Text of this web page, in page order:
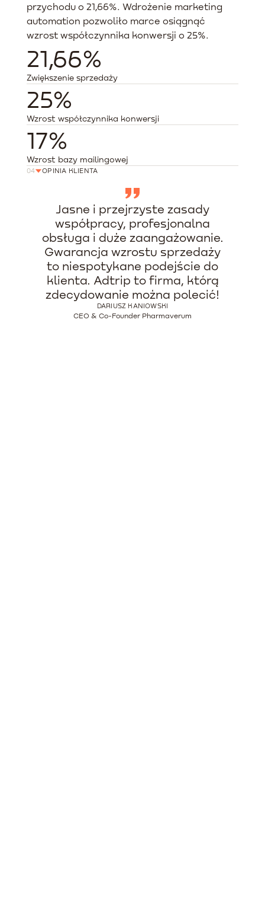
przychodu o 21,66%. Wdrożenie marketing
automation pozwoliło marce osiągnąć
wzrost współczynnika konwersji o 25%.
21,66%
Zwiększenie sprzedaży
25%
Wzrost współczynnika konwersji
17%
Wzrost bazy mailingowej
04 OPINIA KLIENTA
Jasne i przejrzyste zasady
współpracy, profesjonalna
obsługa i duże zaangażowanie.
Gwarancja wzrostu sprzedaży
to niespotykane podejście do
klienta. Adtrip to firma, którą
zdecydowanie można polecić!
DARIUSZ KANIOWSKI
CEO & Co-Founder Pharmaverum